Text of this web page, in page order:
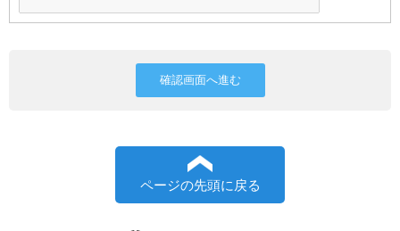
ページの先頭に戻る